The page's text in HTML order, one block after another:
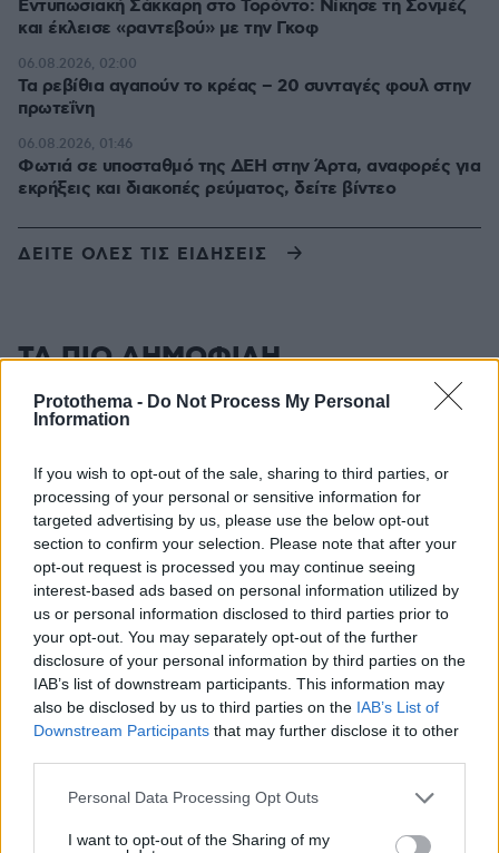
Protothema - Do Not Process My Personal
Information
If you wish to opt-out of the sale, sharing to third parties, or
processing of your personal or sensitive information for
targeted advertising by us, please use the below opt-out
section to confirm your selection. Please note that after your
opt-out request is processed you may continue seeing
interest-based ads based on personal information utilized by
us or personal information disclosed to third parties prior to
your opt-out. You may separately opt-out of the further
disclosure of your personal information by third parties on the
IAB’s list of downstream participants. This information may
also be disclosed by us to third parties on the IAB’s List of
Downstream Participants that may further disclose it to other
Please note that this website/app uses one or more Google
not limited to your visit or usage behaviour. You may click to
Personal Data Processing Opt Outs
I want to opt-out of the Sharing of my
Εντυπωσιακή Σάκκαρη στο Τορόντο: Νίκησε τη Σονμέζ
και έκλεισε «ραντεβού» με την Γκοφ
Τα ρεβίθια αγαπούν το κρέας – 20 συνταγές φουλ στην
πρωτεΐνη
06.08.2026, 02:00
Φωτιά σε υποσταθμό της ΔΕΗ στην Άρτα, αναφορές για
εκρήξεις και διακοπές ρεύματος, δείτε βίντεο
06.08.2026, 01:46
ΔΕΙΤΕ ΟΛΕΣ ΤΙΣ ΕΙΔΗΣΕΙΣ
ΤΑ ΠΙΟ ΔΗΜΟΦΙΛΗ